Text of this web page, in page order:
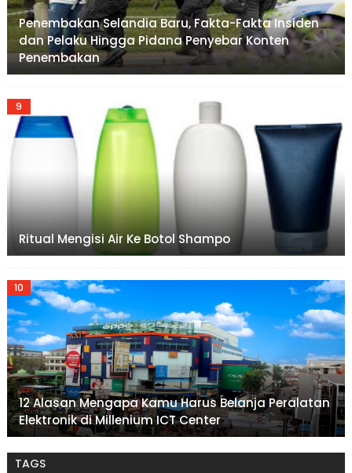
Penembakan Selandia Baru, Fakta-Fakta Insiden
dan Pelaku Hingga Pidana Penyebar Konten
Penembakan
Ritual Mengisi Air Ke Botol Shampo
12 Alasan Mengapa Kamu Harus Belanja Peralatan
Elektronik di Millenium ICT Center
TAGS